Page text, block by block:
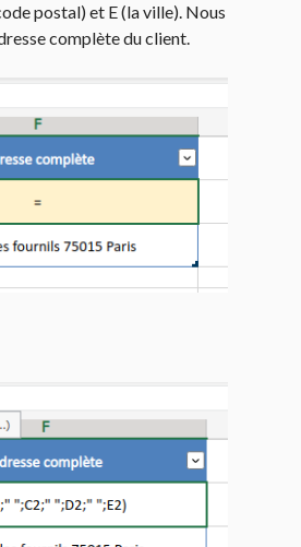
postal) et E (la ville). Nous
complète du client.